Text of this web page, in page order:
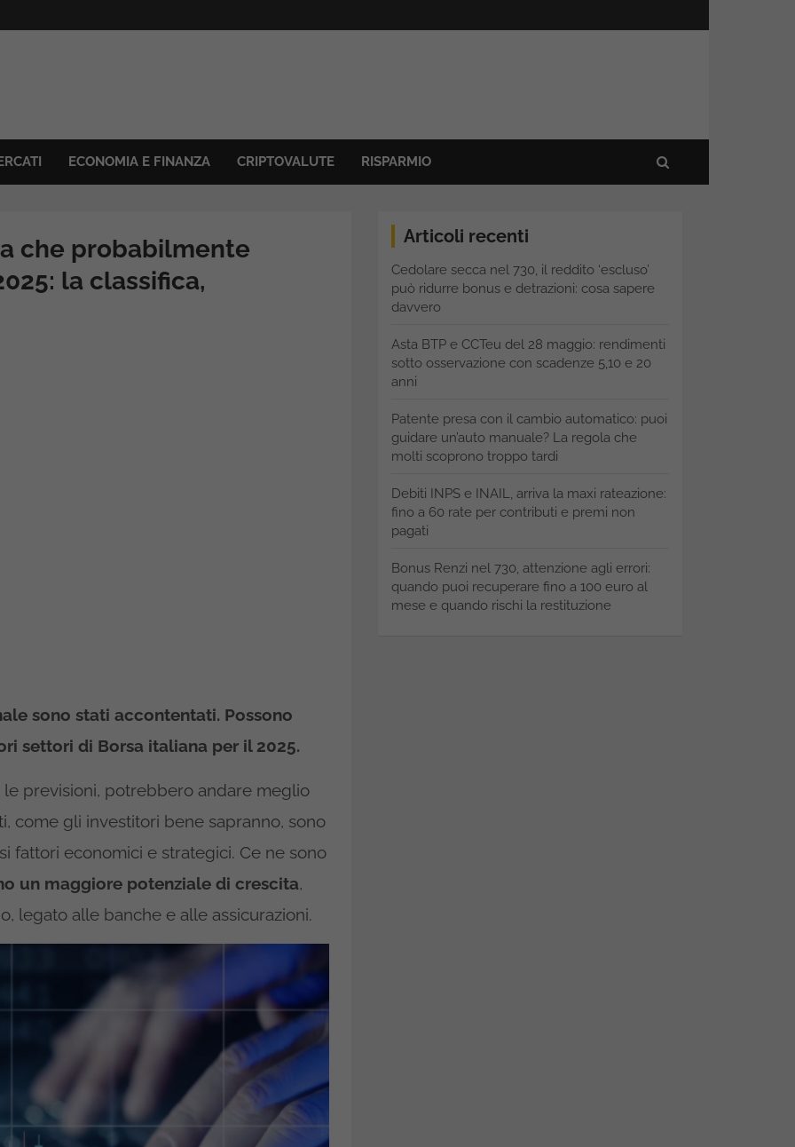
ECONOMIA E FINANZA CRIPTOVALUTE RISPARMIO
che probabilmente
la classifica,
sono stati accontentati. Possono
settori di Borsa italiana per il 2025.
previsioni, potrebbero andare meglio
come gli investitori bene sapranno, sono
fattori economici e strategici. Ce ne sono
un maggiore potenziale di crescita,
legato alle banche e alle assicurazioni.
Articoli recenti
Cedolare secca nel 730, il reddito ‘escluso’
può ridurre bonus e detrazioni: cosa sapere
davvero
Asta BTP e CCTeu del 28 maggio: rendimenti
sotto osservazione con scadenze 5,10 e 20
anni
Patente presa con il cambio automatico: puoi
guidare un’auto manuale? La regola che
molti scoprono troppo tardi
Debiti INPS e INAIL, arriva la maxi rateazione:
fino a 60 rate per contributi e premi non
pagati
Bonus Renzi nel 730, attenzione agli errori:
quando puoi recuperare fino a 100 euro al
mese e quando rischi la restituzione